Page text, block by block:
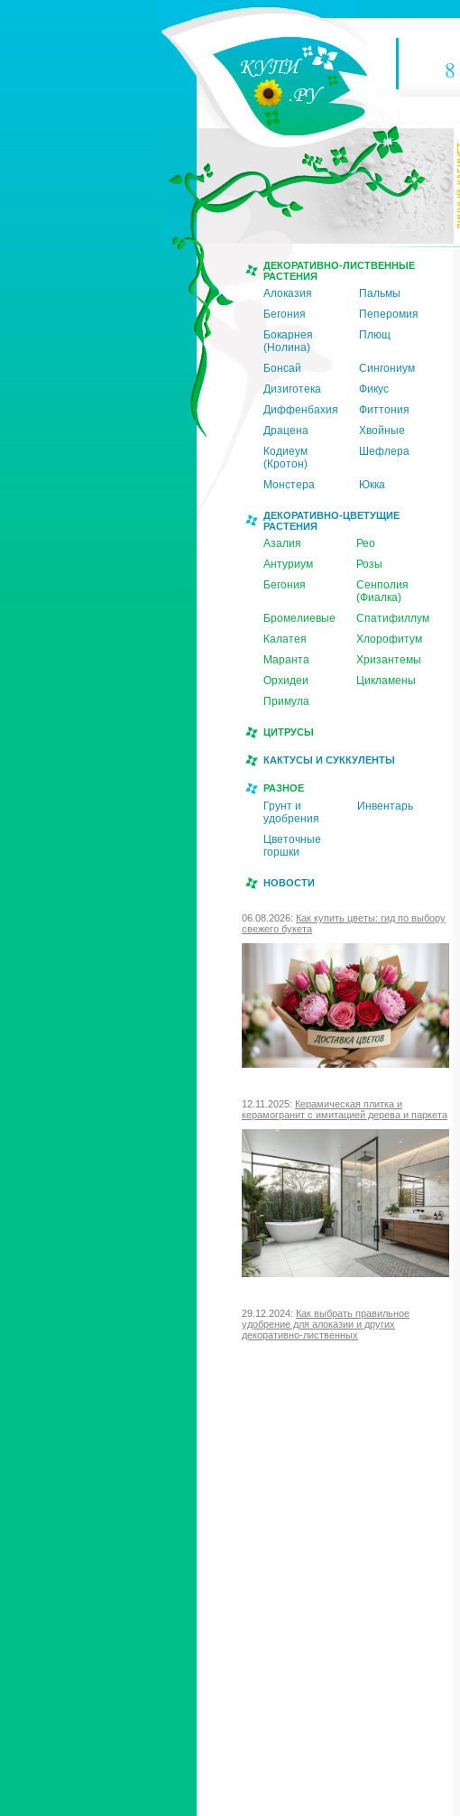
8
ДЕКОРАТИВНО-ЛИСТВЕННЫЕ
РАСТЕНИЯ
Алоказия
Пальмы
Бегония
Пеперомия
Бокарнея
(Нолина)
Плющ
Бонсай
Сингониум
Дизиготека
Фикус
Диффенбахия
Фиттония
Драцена
Хвойные
Кодиеум
(Кротон)
Шефлера
Монстера Юкка
ДЕКОРАТИВНО-ЦВЕТУЩИЕ
РАСТЕНИЯ
Азалия
Рео
Антуриум
Розы
Бегония
Сенполия
(Фиалка)
Бромелиевые
Спатифиллум
Калатея
Хлорофитум
Маранта
Хризантемы
Орхидеи
Цикламены
Примула
ЦИТРУСЫ
КАКТУСЫ И СУККУЛЕНТЫ
РАЗНОЕ
Грунт и
удобрения
Инвентарь
Цветочные
горшки
НОВОСТИ
06.08.2026: Как купить цветы: гид по выбору
свежего букета
12.11.2025: Керамическая плитка и
керамогранит с имитацией дерева и паркета
29.12.2024: Как выбрать правильное
удобрение для алоказии и других
декоративно-лиственных